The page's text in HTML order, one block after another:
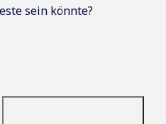
sein könnte?